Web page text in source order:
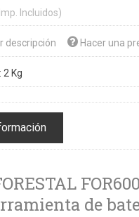
Incluidos)
descripción Hacer una
: 2 Kg
de